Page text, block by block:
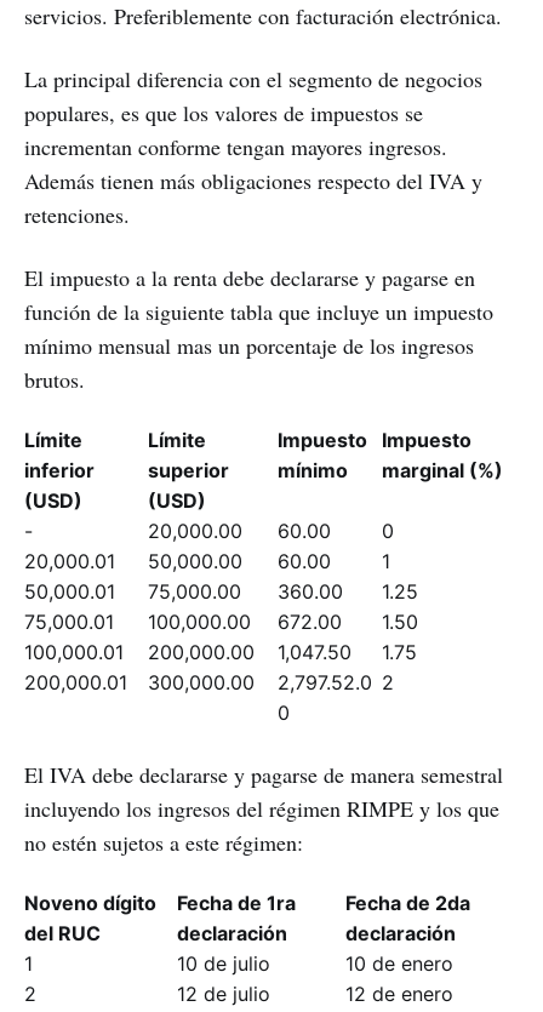
servicios. Preferiblemente con facturación electrónica.
La principal diferencia con el segmento de negocios
populares, es que los valores de impuestos se
incrementan conforme tengan mayores ingresos.
Además tienen más obligaciones respecto del IVA y
retenciones.
El impuesto a la renta debe declararse y pagarse en
función de la siguiente tabla que incluye un impuesto
mínimo mensual mas un porcentaje de los ingresos
brutos.
Límite
inferior
(USD)
Límite
superior
(USD)
Impuesto
mínimo
Impuesto
marginal (%)
- 20,000.00 60.00
0
20,000.01
50,000.00 60.00
1
50,000.01
75,000.00 360.00
1.25
75,000.01
100,000.00 672.00
1.50
100,000.01
200,000.00 1,047.50
1.75
200,000.01
300,000.00
2,797.52.0
0
2
El IVA debe declararse y pagarse de manera semestral
incluyendo los ingresos del régimen RIMPE y los que
no estén sujetos a este régimen:
Noveno dígito
del RUC
Fecha de 1ra
declaración
Fecha de 2da
declaración
1
10 de julio
10 de enero
2
12 de julio 12 de enero